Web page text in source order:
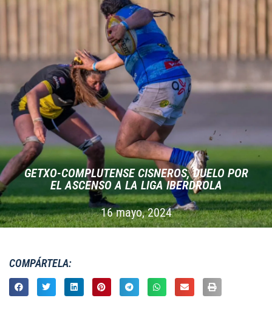
GETXO-COMPLUTENSE CISNEROS, DUELO POR
EL ASCENSO A LA LIGA IBERDROLA
16 mayo, 2024
COMPÁRTELA: